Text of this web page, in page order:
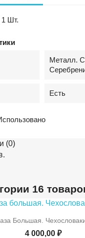
1 Шт.
Металл.
Есть
(0)
16
Большая.
4 000,00 ₽